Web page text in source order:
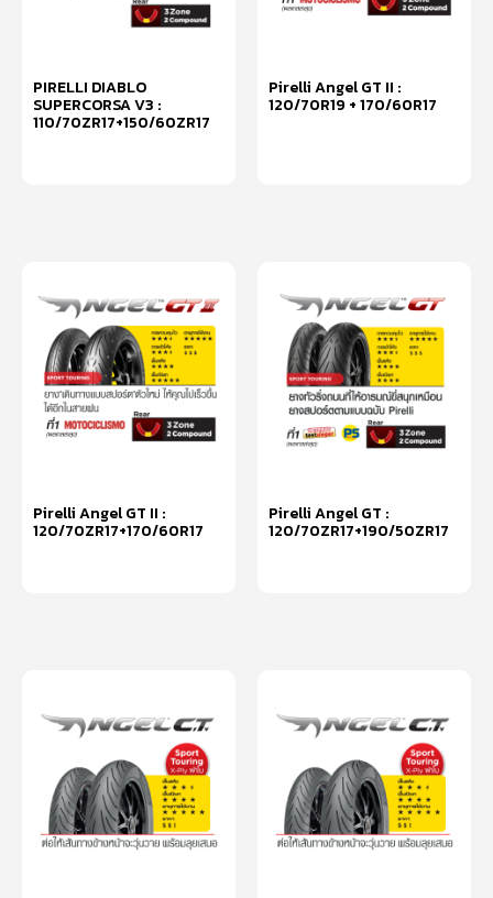
PIRELLI DIABLO
SUPERCORSA V3 :
110/70ZR17+150/60ZR17
Pirelli Angel GT II :
120/70R19 + 170/60R17
Pirelli Angel GT II :
120/70ZR17+170/60R17
Pirelli Angel GT :
120/70ZR17+190/50ZR17